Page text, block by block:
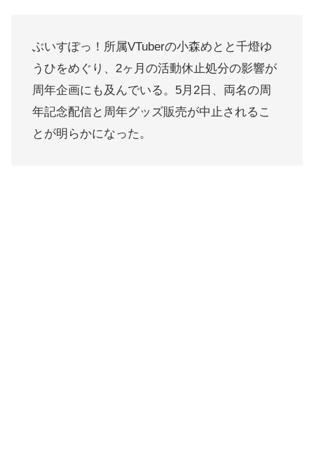
ぶいすぽっ！所属VTuberの小森めとと千燈ゆ
うひをめぐり、2ヶ月の活動休止処分の影響が
周年企画にも及んでいる。5月2日、両名の周
年記念配信と周年グッズ販売が中止されるこ
とが明らかになった。